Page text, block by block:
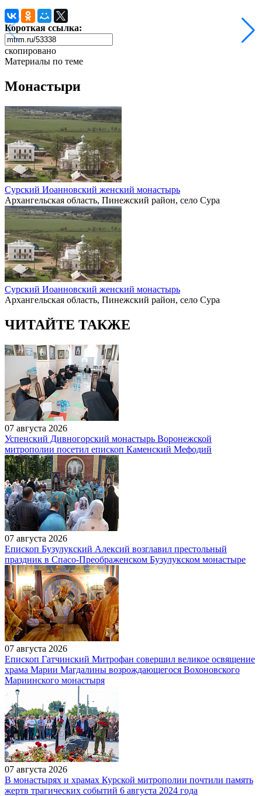
Короткая ссылка:
скопировано
Материалы по теме
Монастыри
Сурский Иоанновский женский монастырь
Архангельская область, Пинежский район, село Сура
Сурский Иоанновский женский монастырь
Архангельская область, Пинежский район, село Сура
ЧИТАЙТЕ ТАКЖЕ
07 августа 2026
Успенский Дивногорский монастырь Воронежской
митрополии посетил епископ Каменский Мефодий
07 августа 2026
Епископ Бузулукский Алексий возглавил престольный
праздник в Спасо-Преображенском Бузулукском монастыре
07 августа 2026
Епископ Гатчинский Митрофан совершил великое освящение
храма Марии Магдалины возрождающегося Вохоновского
Мариинского монастыря
07 августа 2026
В монастырях и храмах Курской митрополии почтили память
жертв трагических событий 6 августа 2024 года